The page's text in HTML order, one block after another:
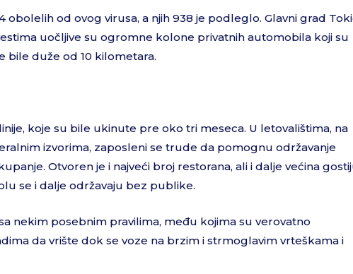
obolelih od ovog virusa, a njih 938 je podleglo. Glavni grad
uočljive su ogromne kolone privatnih automobila koji su
bile duže od 10 kilometara.
koje su bile ukinute pre oko tri meseca. U letovalištima, na
izvorima, zaposleni se trude da pomognu održavanje
Otvoren je i najveći broj restorana, ali i dalje većina
se i dalje održavaju bez publike.
nekim posebnim pravilima, među kojima su verovatno
da vrište dok se voze na brzim i strmoglavim vrteškama i